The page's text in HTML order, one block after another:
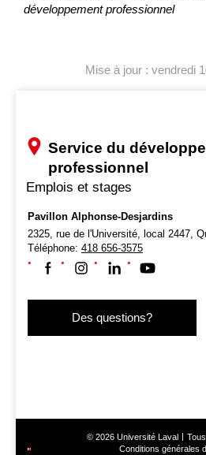
développement professionnel
Mise à jour : vendredi
Service du
professionnel
Emplois et stages
Pavillon Alphonse-Desjardins
2325, rue de l'Université, local 2447,
Téléphone: 418 656-3575
Suivez-nous sur Facebook
Suivez-nous sur Instagram
Suivez-nous sur
Suivez-nous
Des questions?
© 2026 Université Laval
Conditions générales